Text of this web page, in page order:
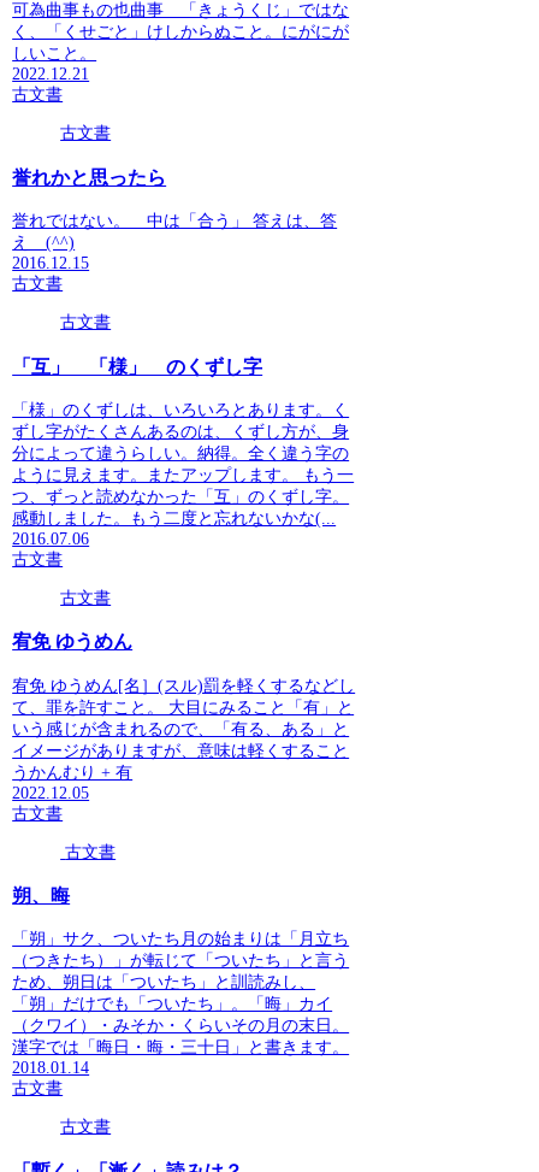
可為曲事もの也曲事 「きょうくじ」ではな
く、「くせごと」けしからぬこと。にがにが
しいこと。
2022.12.21
古文書
古文書
誉れかと思ったら
誉れではない。 中は「合う」 答えは、答
え (^^)
2016.12.15
古文書
古文書
「互」 「様」 のくずし字
「様」のくずしは、いろいろとあります。く
ずし字がたくさんあるのは、くずし方が、身
分によって違うらしい。納得。全く違う字の
ように見えます。またアップします。 もう一
つ、ずっと読めなかった「互」のくずし字。
感動しました。もう二度と忘れないかな(...
2016.07.06
古文書
古文書
宥免 ゆうめん
宥免 ゆうめん[名］(スル)罰を軽くするなどし
て、罪を許すこと。 大目にみること「有」と
いう感じが含まれるので、「有る、ある」と
イメージがありますが、意味は軽くすること
うかんむり + 有
2022.12.05
古文書
古文書
朔、晦
「朔」サク、ついたち月の始まりは「月立ち
（つきたち）」が転じて「ついたち」と言う
ため、朔日は「ついたち」と訓読みし、
「朔」だけでも「ついたち」。「晦」カイ
（クワイ）・みそか・くらいその月の末日。
漢字では「晦日・晦・三十日」と書きます。
2018.01.14
古文書
古文書